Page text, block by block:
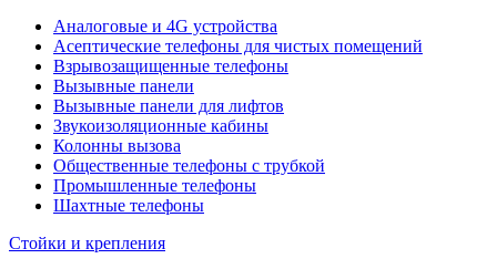
Аналоговые и 4G устройства
Асептические телефоны для чистых помещений
Взрывозащищенные телефоны
Вызывные панели
Вызывные панели для лифтов
Звукоизоляционные кабины
Колонны вызова
Общественные телефоны с трубкой
Промышленные телефоны
Шахтные телефоны
Стойки и крепления